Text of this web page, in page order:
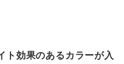
ト効果のあるカラーが入